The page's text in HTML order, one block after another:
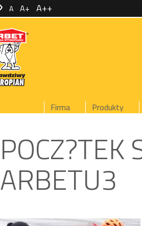
Firma Produkty
POCZ?TEK
ARBETU3
A A+ A++